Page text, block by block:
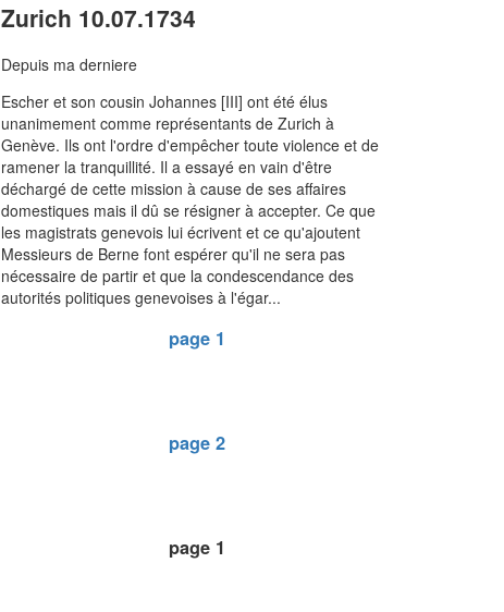
Zurich 10.07.1734
Depuis ma derniere
Escher et son cousin Johannes [III] ont été élus
unanimement comme représentants de Zurich à
Genève. Ils ont l'ordre d'empêcher toute violence et de
ramener la tranquillité. Il a essayé en vain d'être
déchargé de cette mission à cause de ses affaires
domestiques mais il dû se résigner à accepter. Ce que
les magistrats genevois lui écrivent et ce qu'ajoutent
Messieurs de Berne font espérer qu'il ne sera pas
nécessaire de partir et que la condescendance des
autorités politiques genevoises à l'égar...
page 1
page 2
page 1